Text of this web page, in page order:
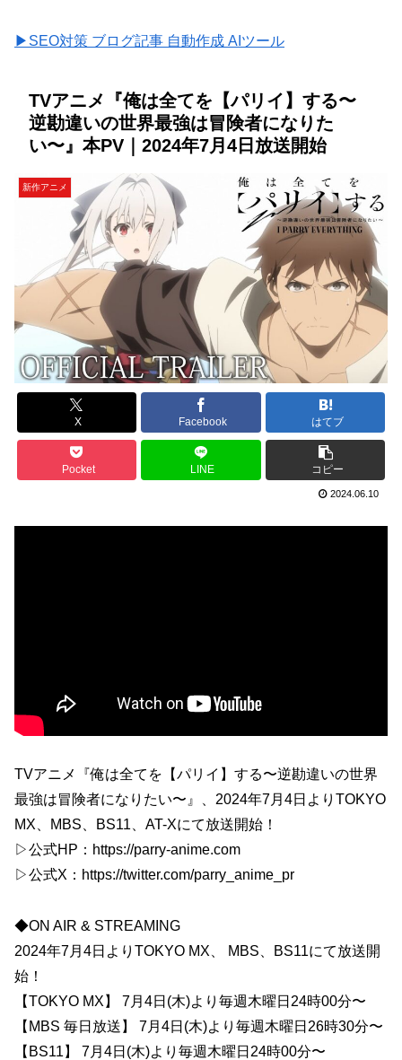
▶SEO対策 ブログ記事 自動作成 AIツール
TVアニメ『俺は全てを【パリイ】する〜
逆勘違いの世界最強は冒険者になりた
い〜』本PV｜2024年7月4日放送開始
新作アニメ
X Facebook はてブ
Pocket LINE コピー
2024.06.10
TVアニメ『俺は全てを【パリイ】する〜逆勘違いの世界
最強は冒険者になりたい〜』、2024年7月4日よりTOKYO
MX、MBS、BS11、AT-Xにて放送開始！
▷公式HP：https://parry-anime.com
▷公式X：https://twitter.com/parry_anime_pr
◆ON AIR & STREAMING
2024年7月4日よりTOKYO MX、 MBS、BS11にて放送開
始！
【TOKYO MX】 7月4日(木)より毎週木曜日24時00分〜
【MBS 毎日放送】 7月4日(木)より毎週木曜日26時30分〜
【BS11】 7月4日(木)より毎週木曜日24時00分〜